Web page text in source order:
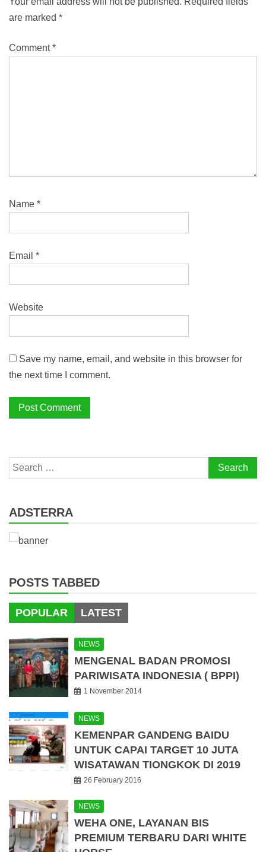
are marked *
Comment*
Name *
Email *
Website
Save my name, email, and website in this browser for
the next time I comment.
Search
for:
ADSTERRA
POSTS TABBED
POPULAR LATEST
NEWS
MENGENAL BADAN PROMOSI
PARIWISATA INDONESIA ( BPPI)
1 November 2014
NEWS
KEMENPAR GANDENG BAIDU
UNTUK CAPAI TARGET 10 JUTA
WISATAWAN TIONGKOK DI 2019
26 February 2016
NEWS
WEHA ONE, LAYANAN BIS
PREMIUM TERBARU DARI WHITE